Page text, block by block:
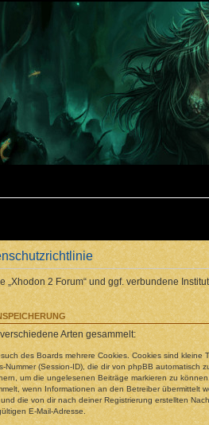
„Xhodon 2 Forum“ und ggf. verbundene
Arten gesammelt:
des Boards mehrere Cookies. Cookies sind
Nummer (Session-ID), die dir von phpBB
um die ungelesenen Beiträge markieren zu können.
wenn Informationen an den Betreiber
die von dir nach deiner Registrierung erstellten
E-Mail-Adresse.